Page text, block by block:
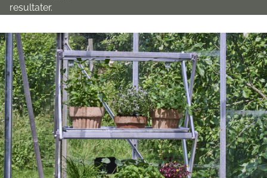
resultater.